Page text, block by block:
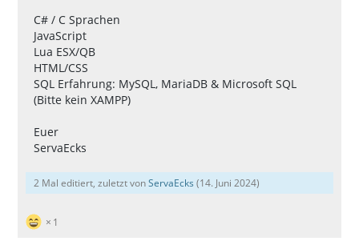
C# / C Sprachen
JavaScript
Lua ESX/QB
HTML/CSS
SQL Erfahrung: MySQL, MariaDB & Microsoft SQL
(Bitte kein XAMPP)
Euer
ServaEcks
2 Mal editiert, zuletzt vonServaEcks (14. Juni 2024)
1